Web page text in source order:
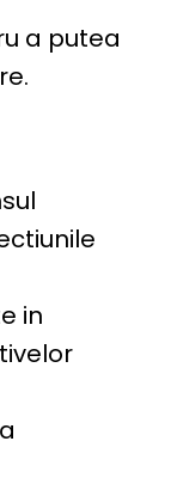
a putea
in